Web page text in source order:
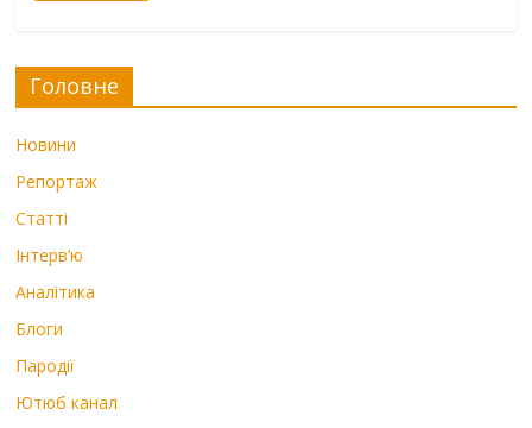
Головне
Новини
Репортаж
Статті
Інтерв’ю
Аналітика
Блоги
Пародії
Ютюб канал